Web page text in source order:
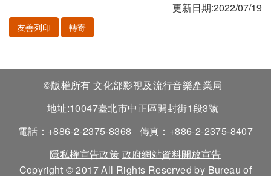
更新日期:2022/07/19
友善列印 轉寄
©版權所有 文化部影視及流行音樂產業局
地址:10047臺北市中正區開封街1段3號
電話：+886-2-2375-8368
傳真：+886-2-2375-8407
隱私權宣告政策 政府網站資料開放宣告
Copyright © 2017 All Rights Reserved by Bureau of